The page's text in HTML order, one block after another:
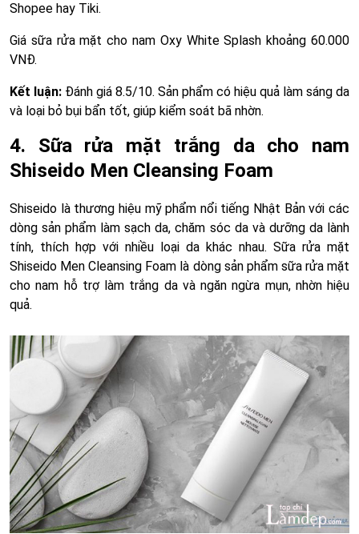
Shopee hay Tiki.
Giá sữa rửa mặt cho nam Oxy White Splash khoảng 60.000
VNĐ.
Kết luận: Đánh giá 8.5/10. Sản phẩm có hiệu quả làm sáng da
và loại bỏ bụi bẩn tốt, giúp kiểm soát bã nhờn.
4. Sữa rửa mặt trắng da cho nam
Shiseido Men Cleansing Foam
Shiseido là thương hiệu mỹ phẩm nổi tiếng Nhật Bản với các
dòng sản phẩm làm sạch da, chăm sóc da và dưỡng da lành
tính, thích hợp với nhiều loại da khác nhau. Sữa rửa mặt
Shiseido Men Cleansing Foam là dòng sản phẩm sữa rửa mặt
cho nam hỗ trợ làm trắng da và ngăn ngừa mụn, nhờn hiệu
quả.